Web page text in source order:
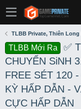
TLBB Private, Thiên Long
TLBB Mới Ra
✅
CHUYỂN SiNH
FREE SÉT 120
KỲ HẤP DẪN -
CỰC HẤP DẪN